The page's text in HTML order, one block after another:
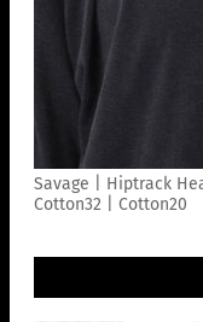
Savage | Hiptrack
Cotton32 | Cotton20